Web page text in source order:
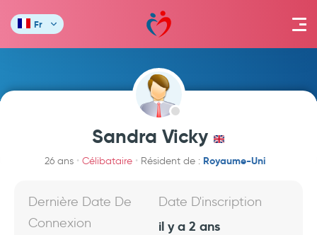
Fr
Sandra Vicky
26 ans Célibataire Résident de : Royaume-Uni
Dernière Date De
Connexion
Date D'inscription
il y a 2 ans